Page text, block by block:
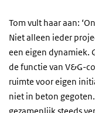
Tom vult haar aan:
Niet alleen ieder
een eigen dynamiek.
de functie van V&G-
ruimte voor eigen
niet in beton